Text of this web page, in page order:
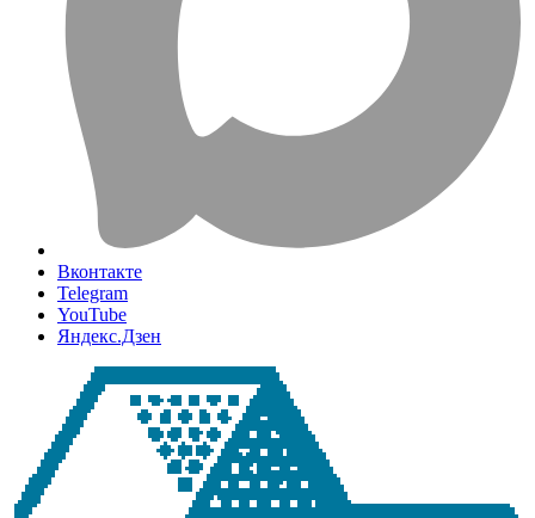
Вконтакте
Telegram
YouTube
Яндекс.Дзен